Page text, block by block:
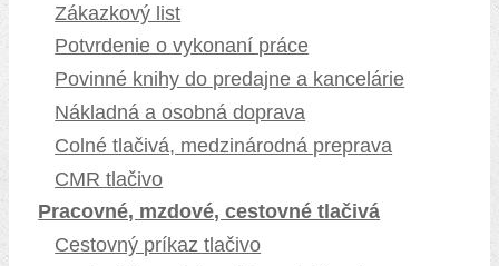
Zákazkový list
Potvrdenie o vykonaní práce
Povinné knihy do predajne a kancelárie
Nákladná a osobná doprava
Colné tlačivá, medzinárodná preprava
CMR tlačivo
Pracovné, mzdové, cestovné tlačivá
Cestovný príkaz tlačivo